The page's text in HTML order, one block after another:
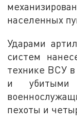
населенных
Ударами
систем
технике ВСУ
и
пехоты и